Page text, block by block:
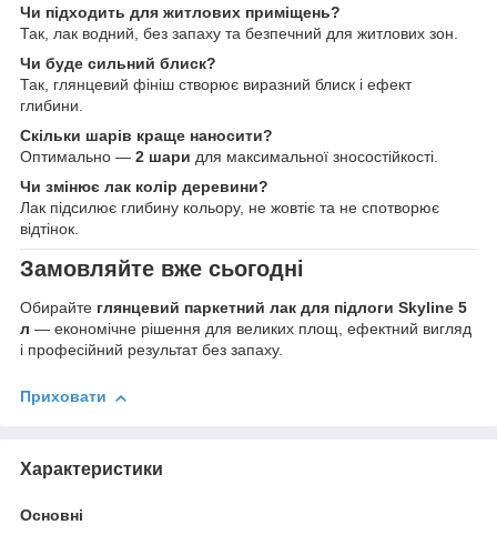
Чи підходить для житлових приміщень?
Так, лак водний, без запаху та безпечний для житлових зон.
Чи буде сильний блиск?
Так, глянцевий фініш створює виразний блиск і ефект
глибини.
Скільки шарів краще наносити?
Оптимально — 2 шари для максимальної зносостійкості.
Чи змінює лак колір деревини?
Лак підсилює глибину кольору, не жовтіє та не спотворює
відтінок.
Замовляйте вже сьогодні
Обирайте глянцевий паркетний лак для підлоги Skyline 5
л — економічне рішення для великих площ, ефектний вигляд
і професійний результат без запаху.
Приховати
Характеристики
Основні